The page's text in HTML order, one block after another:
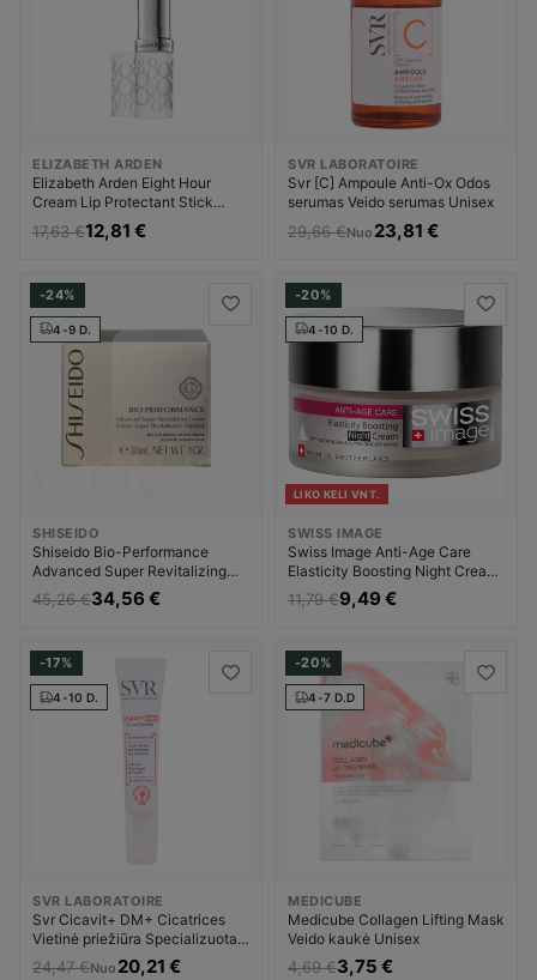
ELIZABETH ARDEN
Elizabeth Arden Eight Hour
Cream Lip Protectant Stick
Lūpų balzamas Moterims
17,63 €12,81 €
SVR LABORATOIRE
Svr [C] Ampoule Anti-Ox Odos
serumas Veido serumas Unisex
29,66 €Nuo 23,81 €
-24%
4-9 D.
SHISEIDO
Shiseido Bio-Performance
Advanced Super Revitalizing
Dieninis kremas Dieninis veido
kremas Moterims
45,26 €34,56 €
-20%
4-10 D.
LIKO KELI VNT.
SWISS IMAGE
Swiss Image Anti-Age Care
Elasticity Boosting Night Cream
Naktinis veido kremas Unisex
11,79 €9,49 €
-17%
4-10 D.
SVR LABORATOIRE
Svr Cicavit+ DM+ Cicatrices
Vietinė priežiūra Specializuota
odos priežiūra Moterims
24,47 €Nuo 20,21 €
-20%
4-7 D.D
MEDICUBE
Medicube Collagen Lifting Mask
Veido kaukė Unisex
4,69 €3,75 €